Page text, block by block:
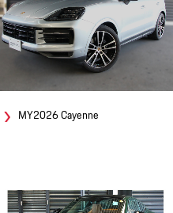
MY2026 Cayenne